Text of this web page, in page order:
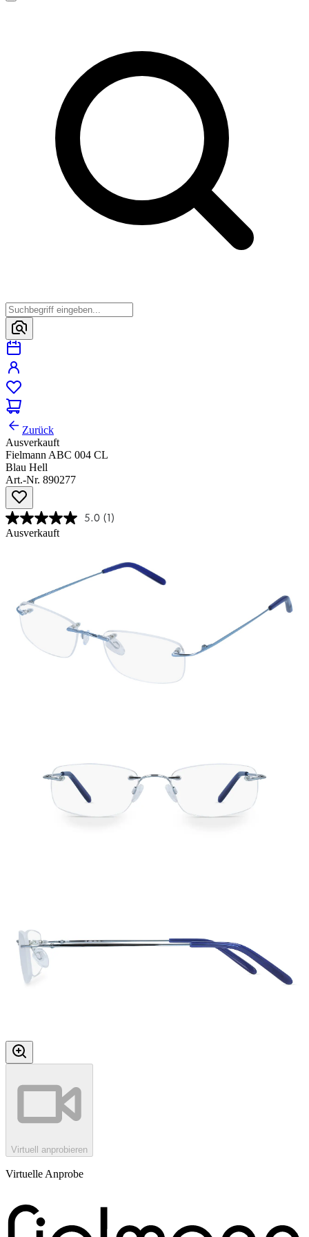
Zurück
Ausverkauft
Fielmann ABC 004 CL
Blau Hell
Art.-Nr. 890277
5.0 (1)
Ausverkauft
Virtuell anprobieren
Virtuelle Anprobe